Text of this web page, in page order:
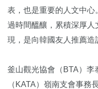
表，也是重要的人文中
過時間醞釀，累積深厚
現，是向韓國友人推薦造
釜山觀光協會（BTA）李
（KATA）嶺南支會事務